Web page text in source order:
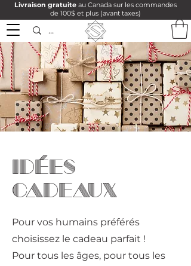
Livraison gratuite au Canada sur les commandes
de 100$ et plus (avant taxes)
IDÉES
CADEAUX
Pour vos humains préférés
choisissez le cadeau parfait !
Pour tous les âges, pour tous les